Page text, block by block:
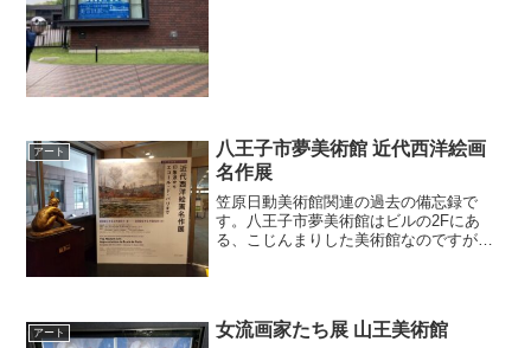
アート
八王子市夢美術館 近代西洋絵画
名作展
笠原日動美術館関連の過去の備忘録で
す。八王子市夢美術館はビルの2Fにあ
る、こじんまりした美術館なのですが、
した。この特別展では笠原日...
アート 女流画家たち展 山王美術館